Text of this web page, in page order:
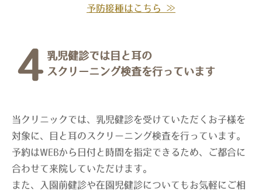
予防接種はこちら ≫
4 乳児健診では目と耳の
スクリーニング検査を行っています
当クリニックでは、乳児健診を受けていただくお子様を
対象に、目と耳のスクリーニング検査を行っています。
予約はWEBから日付と時間を指定できるため、ご都合に
合わせて来院していただけます。
また、入園前健診や在園児健診についてもお気軽にご相